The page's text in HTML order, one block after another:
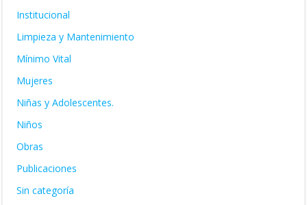
Institucional
Limpieza y Mantenimiento
Mínimo Vital
Mujeres
Niñas y Adolescentes.
Niños
Obras
Publicaciones
Sin categoría